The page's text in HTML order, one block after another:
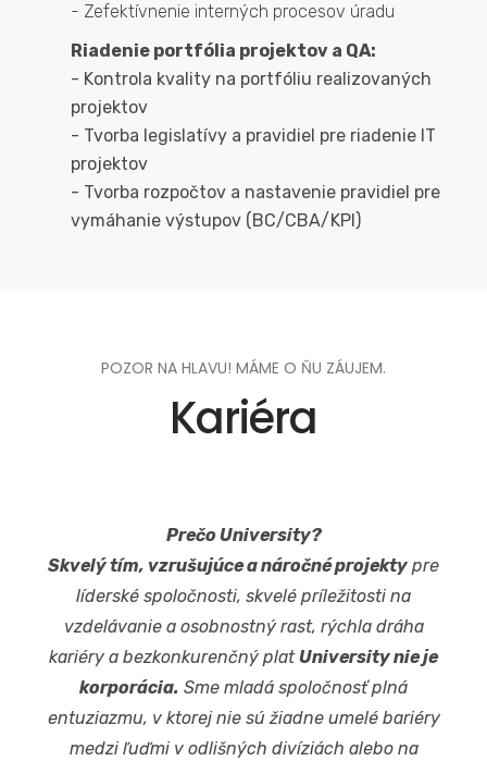
- Zefektívnenie interných procesov úradu
Riadenie portfólia projektov a QA:
- Kontrola kvality na portfóliu realizovaných
projektov
- Tvorba legislatívy a pravidiel pre riadenie IT
projektov
- Tvorba rozpočtov a nastavenie pravidiel pre
vymáhanie výstupov (BC/CBA/KPI)
POZOR NA HLAVU! MÁME O ŇU ZÁUJEM.
Kariéra
Prečo University?
Skvelý tím, vzrušujúce a náročné projekty pre
líderské spoločnosti, skvelé príležitosti na
vzdelávanie a osobnostný rast, rýchla dráha
kariéry a bezkonkurenčný platUniversity nie je
korporácia. Sme mladá spoločnosť plná
entuziazmu, v ktorej nie sú žiadne umelé bariéry
medzi ľuďmi v odlišných divíziách alebo na